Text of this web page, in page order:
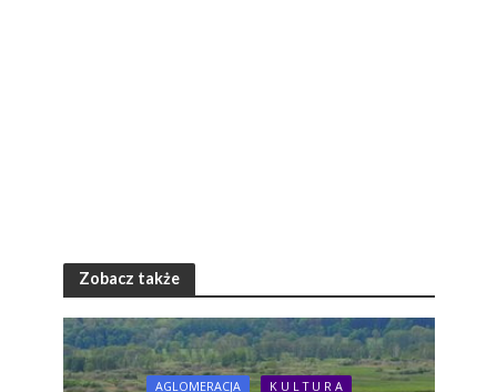
Zobacz także
AGLOMERACJA K U L T U R A